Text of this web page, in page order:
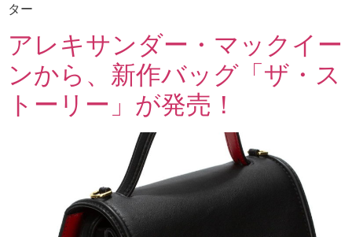
ター
アレキサンダー・マックイー
ンから、新作バッグ「ザ・ス
トーリー」が発売！